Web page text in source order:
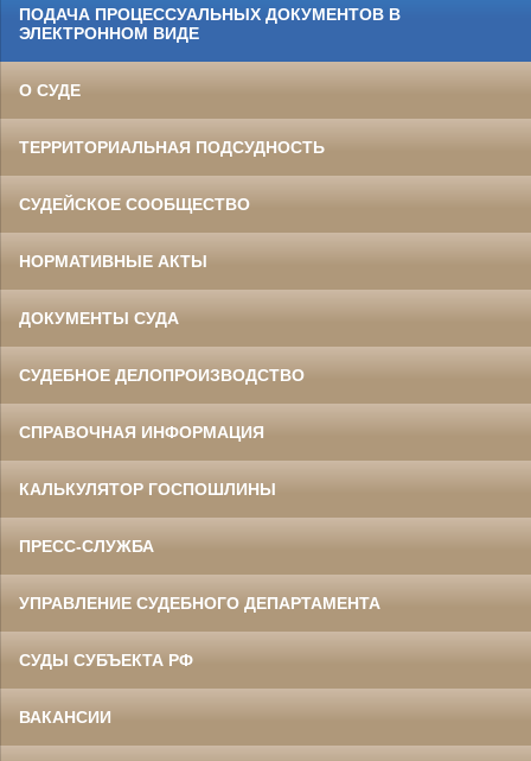
ПОДАЧА ПРОЦЕССУАЛЬНЫХ ДОКУМЕНТОВ В
ЭЛЕКТРОННОМ ВИДЕ
О СУДЕ
ТЕРРИТОРИАЛЬНАЯ ПОДСУДНОСТЬ
СУДЕЙСКОЕ СООБЩЕСТВО
НОРМАТИВНЫЕ АКТЫ
ДОКУМЕНТЫ СУДА
СУДЕБНОЕ ДЕЛОПРОИЗВОДСТВО
СПРАВОЧНАЯ ИНФОРМАЦИЯ
КАЛЬКУЛЯТОР ГОСПОШЛИНЫ
ПРЕСС-СЛУЖБА
УПРАВЛЕНИЕ СУДЕБНОГО ДЕПАРТАМЕНТА
СУДЫ СУБЪЕКТА РФ
ВАКАНСИИ